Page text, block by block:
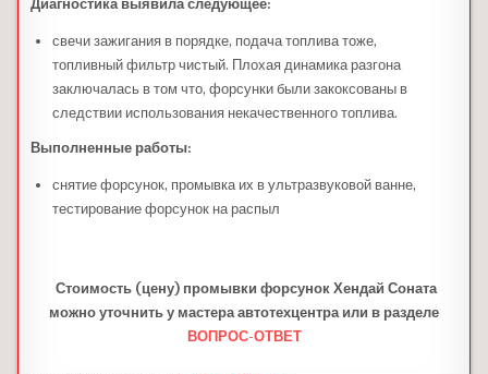
Диагностика выявила следующее:
свечи зажигания в порядке, подача топлива тоже,
топливный фильтр чистый. Плохая динамика разгона
заключалась в том что, форсунки были закоксованы в
следствии использования некачественного топлива.
Выполненные работы:
снятие форсунок, промывка их в ультразвуковой ванне,
тестирование форсунок на распыл
Стоимость (цену) промывки форсунок Хендай Соната
можно уточнить у мастера автотехцентра или в разделе
ВОПРОС-ОТВЕТ